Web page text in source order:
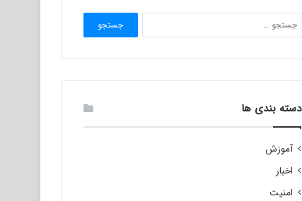
برای:
دسته بندی ها
آموزش
اخبار
امنیت